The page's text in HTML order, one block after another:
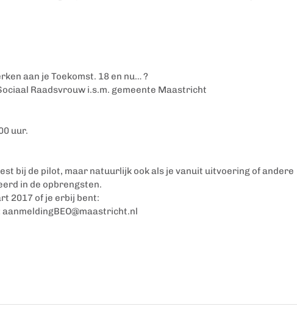
aan je Toekomst. 18 en nu… ?
Raadsvrouw i.s.m. gemeente Maastricht
uur.
bij de pilot, maar natuurlijk ook als je vanuit uitvoering of andere
in de opbrengsten.
2017 of je erbij bent:
aanmeldingBEO@maastricht.nl